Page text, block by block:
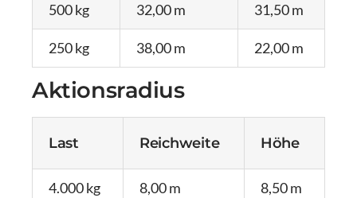
500 kg 32,00 m 31,50 m
250 kg 38,00 m 22,00 m
Aktionsradius
Last Reichweite Höhe
4.000 kg 8,00 m 8,50 m